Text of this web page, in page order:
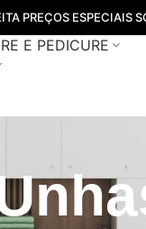
PREÇOS ESPECIAIS
E PEDICURE